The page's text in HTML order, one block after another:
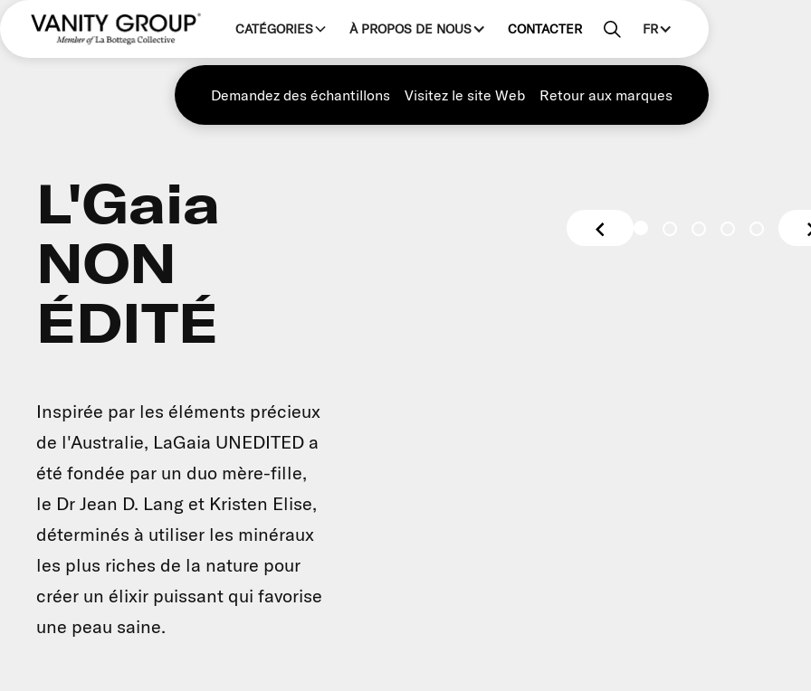
CATÉGORIES À PROPOS DE NOUS CONTACTER FR
Demandez des échantillons Visitez le site Web Retour aux marques
L'Gaia
NON
ÉDITÉ
Inspirée par les éléments précieux
de l'Australie, LaGaia UNEDITED a
été fondée par un duo mère-fille,
le Dr Jean D. Lang et Kristen Elise,
déterminés à utiliser les minéraux
les plus riches de la nature pour
créer un élixir puissant qui favorise
une peau saine.